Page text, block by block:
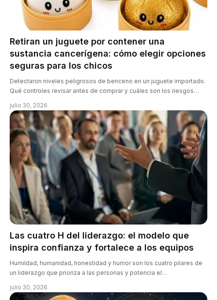
Retiran un juguete por contener una
sustancia cancerígena: cómo elegir opciones
seguras para los chicos
Detectaron niveles peligrosos de benceno en un juguete importado.
Qué controles revisar antes de comprar y cuáles son los riesgos…
julio 30, 2026
Las cuatro H del liderazgo: el modelo que
inspira confianza y fortalece a los equipos
Humildad, humanidad, honestidad y humor son los cuatro pilares de
un liderazgo que prioriza a las personas y potencia el…
julio 30, 2026